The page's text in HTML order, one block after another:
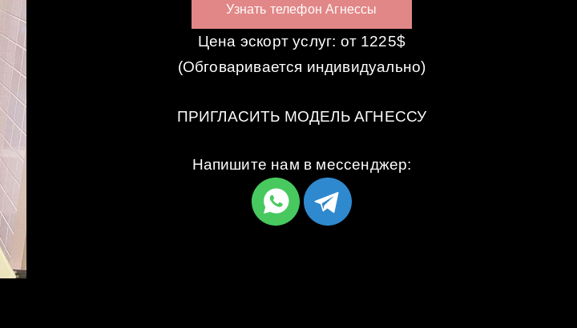
Узнать телефон Агнессы
Цена эскорт услуг: от 1225$
(Обговаривается индивидуально)
ПРИГЛАСИТЬ МОДЕЛЬ АГНЕССУ
Напишите нам в мессенджер: